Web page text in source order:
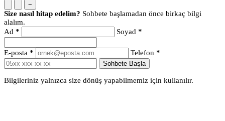
−
Size nasıl hitap edelim? Sohbete başlamadan önce birkaç bilgi
alalım.
Ad * Soyad *
E-posta * Telefon *
Sohbete Başla
Bilgileriniz yalnızca size dönüş yapabilmemiz için kullanılır.